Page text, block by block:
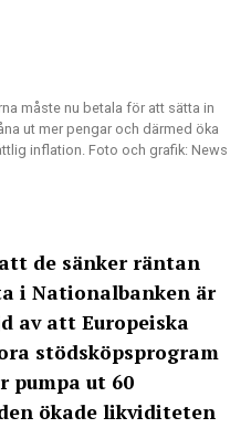
måste nu betala för att sätta in
ut mer pengar och därmed öka
inflation. Foto och grafik: News
de sänker räntan
i Nationalbanken är
av att Europeiska
stödsköpsprogram
pumpa ut 60
ökade likviditeten